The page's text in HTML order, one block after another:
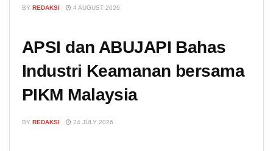
BY REDAKSI 4 AUGUST 2026
APSI dan ABUJAPI Bahas
Industri Keamanan bersama
PIKM Malaysia
BY REDAKSI 24 JULY 2026